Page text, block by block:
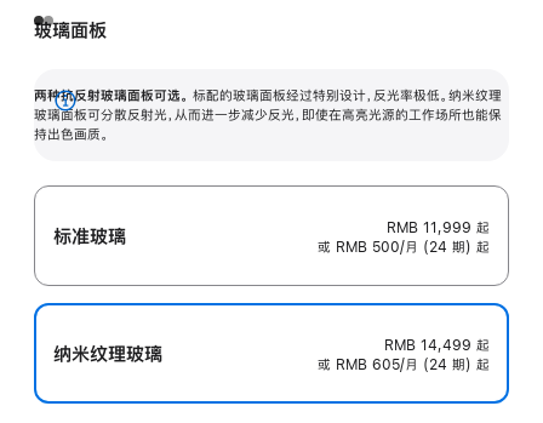
玻璃面板
两种抗反射玻璃面板可选。 标配的玻璃面板经过特别设计，反光率极低。纳米纹理
玻璃面板可分散反射光，从而进一步减少反光，即使在高亮光源的工作场所也能保
持出色画质。
展
开
标准玻璃 RMB 11,999 起
或 RMB 500/月 (24 期) 起
纳米纹理玻璃 RMB 14,499 起
或 RMB 605/月 (24 期) 起